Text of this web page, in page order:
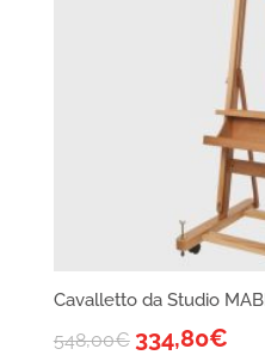
Cavalletto da Studio
548,00€ 334,80€